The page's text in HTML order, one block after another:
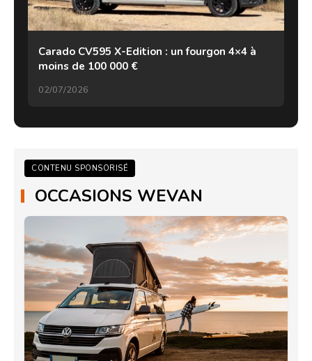
Carado CV595 X-Edition : un fourgon 4×4 à
moins de 100 000 €
02/07/2026
CONTENU SPONSORISÉ
OCCASIONS WEVAN